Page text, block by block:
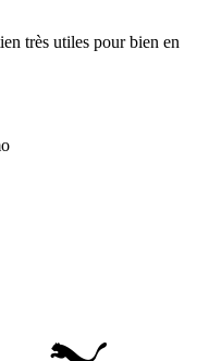
très utiles pour bien en